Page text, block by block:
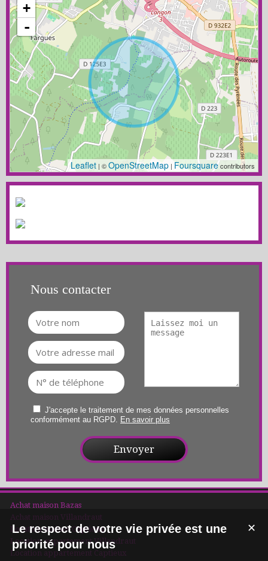
+
-
Leaflet | ©OpenStreetMap | Foursquarecontributors
Nous contacter
J'accepte le traitement de mes données personnelles
conformément au RGPD. En savoir plus
Achat maison Bazas
Achat maison Villandraut
Location maison Captieux
Location appartement Villandraut
Location appartement Captieux
✕
Le respect de votre vie privée est une
priorité pour nous